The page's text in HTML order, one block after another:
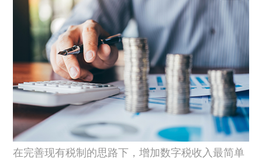
在完善现有税制的思路下，增加数字税收入最简单